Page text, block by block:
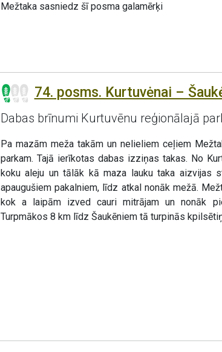
Mežtaka sasniedz šī posma galamērķi
74. posms. Kurtuvėnai –
Dabas brīnumi Kurtuvēnu reģionālajā
Pa mazām meža takām un nelieliem ceļiem
parkam. Tajā ierīkotas dabas izziņas takas. No
koku aleju un tālāk kā maza lauku taka aizvijas
apaugušiem pakalniem, līdz atkal nonāk mežā.
kok a laipām izved cauri mitrājam un nonāk
Turpmākos 8 km līdz Šaukēniem tā turpinās